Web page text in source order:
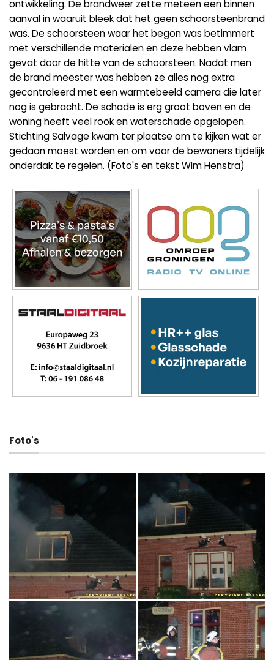
ontwikkeling. De brandweer zette meteen een binnen
aanval in waaruit bleek dat het geen schoorsteenbrand
was. De schoorsteen waar het begon was betimmert
met verschillende materialen en deze hebben vlam
gevat door de hitte van de schoorsteen. Nadat men
de brand meester was hebben ze alles nog extra
gecontroleerd met een warmtebeeld camera die later
nog is gebracht. De schade is erg groot boven en de
woning heeft veel rook en waterschade opgelopen.
Stichting Salvage kwam ter plaatse om te kijken wat er
gedaan moest worden en om voor de bewoners tijdelijk
onderdak te regelen. (Foto's en tekst Wim Henstra)
Foto's